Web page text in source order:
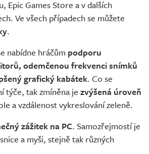
Epic Games Store a v dalších
Ve všech případech se můžete
.
nabídne hráčům podporu
odemčenou frekvenci snímků
grafický kabátek. Co se
týče, tak zmíněna je zvýšená úroveň
a vzdálenost vykreslování zeleně.
zážitek na PC. Samozřejmostí je
a myši, stejně tak různých